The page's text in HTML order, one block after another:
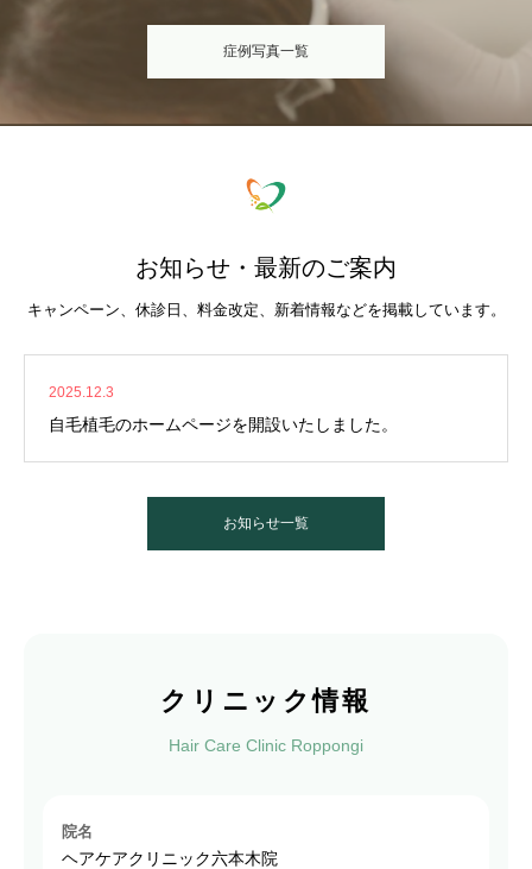
症例写真一覧
お知らせ・最新のご案内
キャンペーン、休診日、料金改定、新着情報などを掲載しています。
2025.12.3
自毛植毛のホームページを開設いたしました。
お知らせ一覧
クリニック情報
Hair Care Clinic Roppongi
院名
ヘアケアクリニック六本木院